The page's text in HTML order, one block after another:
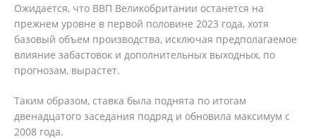
Ожидается, что ВВП Великобритании останется на
прежнем уровне в первой половине 2023 года, хотя
базовый объем производства, исключая предполагаемое
влияние забастовок и дополнительных выходных, по
прогнозам, вырастет.
Таким образом, ставка была поднята по итогам
двенадцатого заседания подряд и обновила максимум с
2008 года.